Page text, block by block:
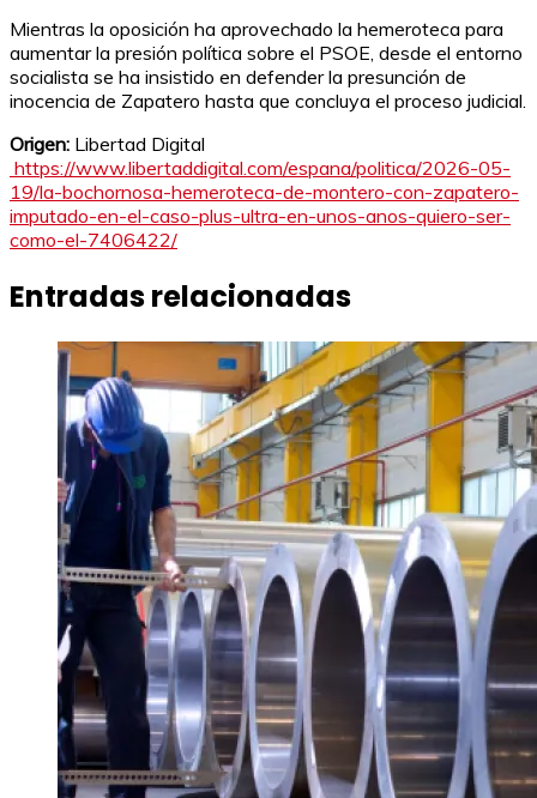
Mientras la oposición ha aprovechado la hemeroteca para
aumentar la presión política sobre el PSOE, desde el entorno
socialista se ha insistido en defender la presunción de
inocencia de Zapatero hasta que concluya el proceso judicial.
Origen: Libertad Digital
https://www.libertaddigital.com/espana/politica/2026-05-
19/la-bochornosa-hemeroteca-de-montero-con-zapatero-
imputado-en-el-caso-plus-ultra-en-unos-anos-quiero-ser-
como-el-7406422/
Entradas relacionadas